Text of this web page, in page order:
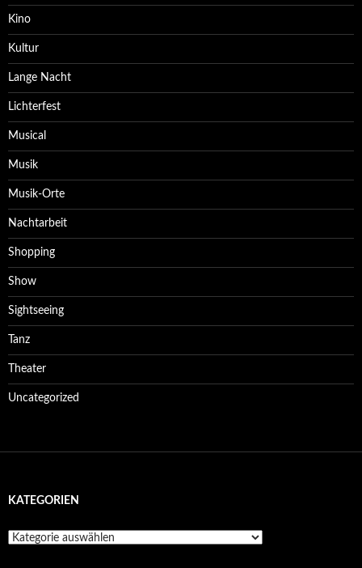
Kino
Kultur
Lange Nacht
Lichterfest
Musical
Musik
Musik-Orte
Nachtarbeit
Shopping
Show
Sightseeing
Tanz
Theater
Uncategorized
KATEGORIEN
Kategorien